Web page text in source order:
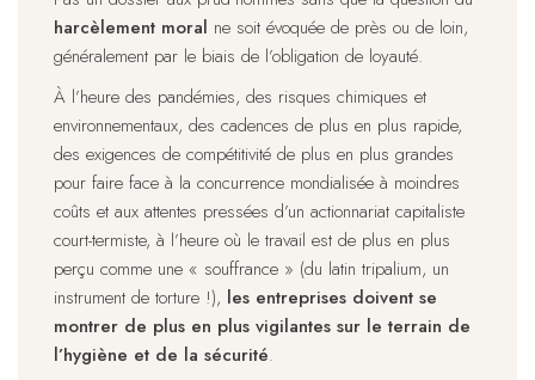
harcèlement moral ne soit évoquée de près ou de loin,
généralement par le biais de l’obligation de loyauté.
À l’heure des pandémies, des risques chimiques et
environnementaux, des cadences de plus en plus rapide,
des exigences de compétitivité de plus en plus grandes
pour faire face à la concurrence mondialisée à moindres
coûts et aux attentes pressées d’un actionnariat capitaliste
court-termiste, à l’heure où le travail est de plus en plus
perçu comme une « souffrance » (du latin tripalium, un
instrument de torture !), les entreprises doivent se
montrer de plus en plus vigilantes sur le terrain de
l’hygiène et de la sécurité.